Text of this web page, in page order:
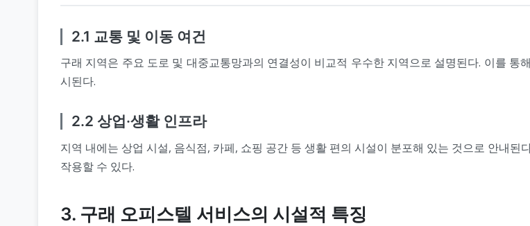
2.1 교통 및 이동 여건
구래 지역은 주요 도로 및 대중교통망과의 연결성이 비교적 우수한 지역으로 설명된다. 이를
시된다.
2.2 상업·생활 인프라
지역 내에는 상업 시설, 음식점, 카페, 쇼핑 공간 등 생활 편의 시설이 분포해 있는 것으로 안내
작용할 수 있다.
3. 구래 오피스텔 서비스의 시설적 특징